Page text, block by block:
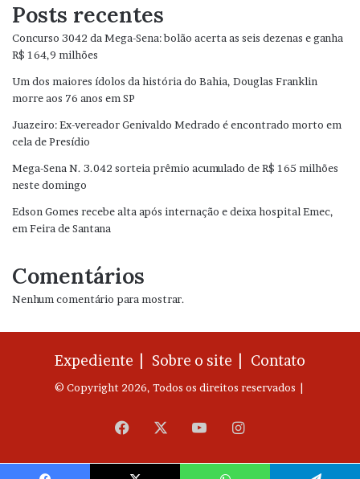
Posts recentes
Concurso 3042 da Mega-Sena: bolão acerta as seis dezenas e ganha
R$ 164,9 milhões
Um dos maiores ídolos da história do Bahia, Douglas Franklin
morre aos 76 anos em SP
Juazeiro: Ex-vereador Genivaldo Medrado é encontrado morto em
cela de Presídio
Mega-Sena N. 3.042 sorteia prêmio acumulado de R$ 165 milhões
neste domingo
Edson Gomes recebe alta após internação e deixa hospital Emec,
em Feira de Santana
Comentários
Nenhum comentário para mostrar.
Expediente | Sobre o site | Contato
© Copyright 2026, Todos os direitos reservados |
Facebook YouTubeInstagram